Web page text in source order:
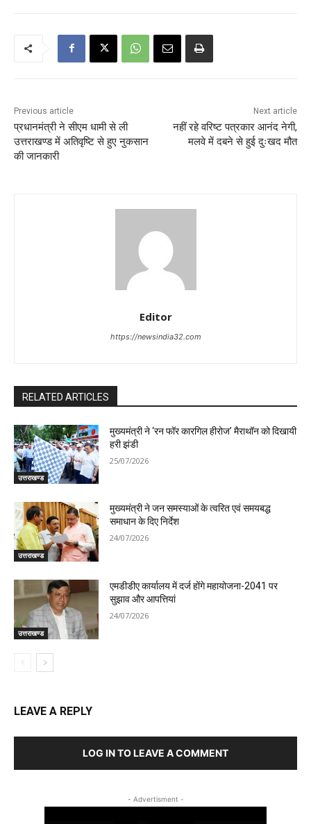
Previous article
प्रधानमंत्री ने सीएम धामी से ली
उत्तराखण्ड में अतिवृष्टि से हुए नुकसान
की जानकारी
Next article
नहीं रहे वरिष्ट पत्रकार आनंद नेगी,
मलवे में दबने से हुई दुःखद मौत
Editor
https://newsindia32.com
RELATED ARTICLES
उत्तराखण्ड
मुख्यमंत्री ने ‘रन फॉर कारगिल हीरोज’ मैराथॉन को दिखायी
हरी झंडी
25/07/2026
उत्तराखण्ड
मुख्यमंत्री ने जन समस्याओं के त्वरित एवं समयबद्ध
समाधान के दिए निर्देश
24/07/2026
उत्तराखण्ड
एमडीडीए कार्यालय में दर्ज होंगे महायोजना-2041 पर
सुझाव और आपत्तियां
24/07/2026
LEAVE A REPLY
LOG IN TO LEAVE A COMMENT
- Advertisment -